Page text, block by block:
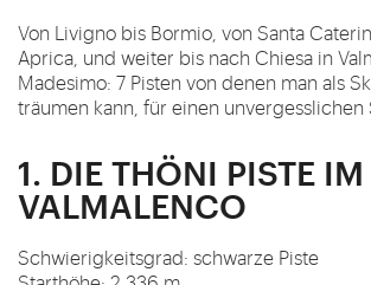
Von Livigno bis Bormio, von Santa
Aprica, und weiter bis nach Chiesa in
Madesimo: 7 Pisten von denen man als
träumen kann, für einen unvergesslichen
1. DIE THÖNI PISTE IM
VALMALENCO
Schwierigkeitsgrad: schwarze Piste